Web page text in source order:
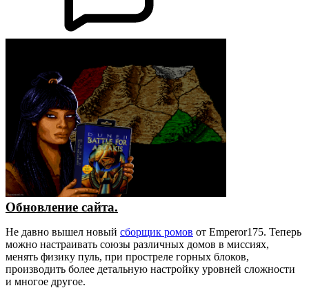
Обновление сайта.
Не давно вышел новый сборщик ромов от Emperor175. Теперь
можно настраивать союзы различных домов в миссиях,
менять физику пуль, при простреле горных блоков,
производить более детальную настройку уровней сложности
и многое другое.